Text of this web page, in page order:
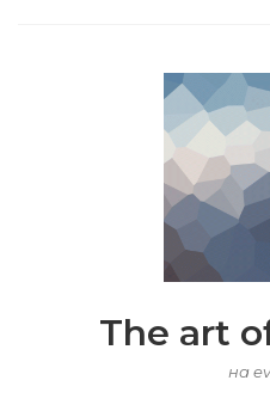
The art
на